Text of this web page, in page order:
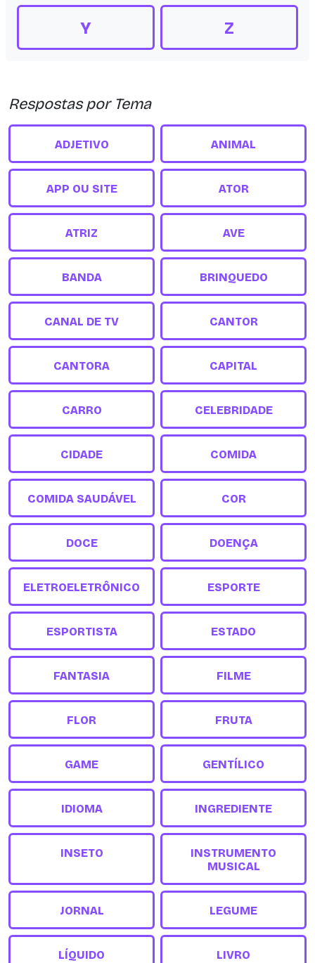
Y Z
Respostas por Tema
ADJETIVO ANIMAL
APP OU SITE ATOR
ATRIZ AVE
BANDA BRINQUEDO
CANAL DE TV CANTOR
CANTORA CAPITAL
CARRO CELEBRIDADE
CIDADE COMIDA
COMIDA SAUDÁVEL COR
DOCE DOENÇA
ELETROELETRÔNICO ESPORTE
ESPORTISTA ESTADO
FANTASIA FILME
FLOR FRUTA
GAME GENTÍLICO
IDIOMA INGREDIENTE
INSETO
INSTRUMENTO
MUSICAL
JORNAL LEGUME
LÍQUIDO LIVRO